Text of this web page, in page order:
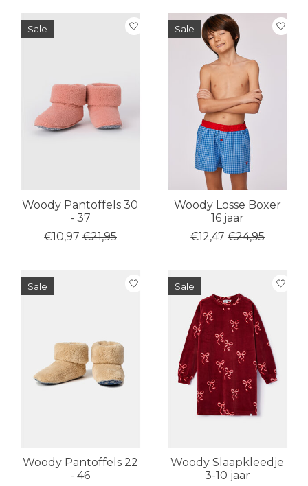
Sale
Woody Pantoffels 30
- 37
€10,97 €21,95
Sale
Woody Losse Boxer
16 jaar
€12,47 €24,95
Sale
Woody Pantoffels 22
- 46
Sale
Woody Slaapkleedje
3-10 jaar